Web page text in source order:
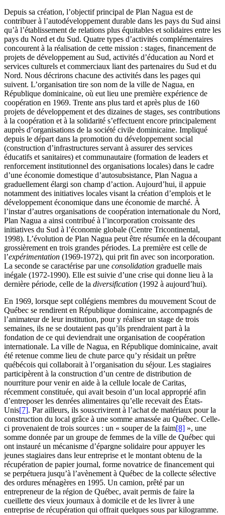
Depuis sa création, l’objectif principal de Plan Nagua est de
contribuer à l’autodéveloppement durable dans les pays du Sud ainsi
qu’à l’établissement de relations plus équitables et solidaires entre les
pays du Nord et du Sud. Quatre types d’activités complémentaires
concourent à la réalisation de cette mission : stages, financement de
projets de développement au Sud, activités d’éducation au Nord et
services culturels et commerciaux liant des partenaires du Sud et du
Nord. Nous décrirons chacune des activités dans les pages qui
suivent. L’organisation tire son nom de la ville de Nagua, en
République dominicaine, où eut lieu une première expérience de
coopération en 1969. Trente ans plus tard et après plus de 160
projets de développement et des dizaines de stages, ses contributions
à la coopération et à la solidarité s’effectuent encore principalement
auprès d’organisations de la société civile dominicaine. Impliqué
depuis le départ dans la promotion du développement social
(construction d’infrastructures servant à assurer des services
éducatifs et sanitaires) et communautaire (formation de leaders et
renforcement institutionnel des organisations locales) dans le cadre
d’une économie domestique d’autosubsistance, Plan Nagua a
graduellement élargi son champ d’action. Aujourd’hui, il appuie
notamment des initiatives locales visant la création d’emplois et le
développement économique dans une économie de marché. À
l’instar d’autres organisations de coopération internationale du Nord,
Plan Nagua a ainsi contribué à l’incorporation croissante des
initiatives du Sud à l’économie globale (Centre Tricontinental,
1998). L’évolution de Plan Nagua peut être résumée en la découpant
grossièrement en trois grandes périodes. La première est celle de
l’expérimentation (1969-1972), qui prit fin avec son incorporation.
La seconde se caractérise par une consolidation graduelle mais
inégale (1972-1990). Elle est suivie d’une crise qui donne lieu à la
dernière période, celle de la diversification (1992 à aujourd’hui).
En 1969, lorsque sept collégiens membres du mouvement Scout de
Québec se rendirent en République dominicaine, accompagnés de
l’animateur de leur institution, pour y réaliser un stage de trois
semaines, ils ne se doutaient pas qu’ils prendraient part à la
fondation de ce qui deviendrait une organisation de coopération
internationale. La ville de Nagua, en République dominicaine, avait
été retenue comme lieu de chute parce qu’y résidait un prêtre
québécois qui collaborait à l’organisation du séjour. Les stagiaires
participèrent à la construction d’un centre de distribution de
nourriture pour venir en aide à la cellule locale de Caritas
récemment constituée, qui avait besoin d’un local approprié afin
d’entreposer les denrées alimentaires qu’elle recevait des États-
Unis[7]. Par ailleurs, ils souscrivirent à l’achat de matériaux pour la
construction du local grâce à une somme amassée au Québec. Celle-
ci provenaient de trois sources : un « souper de la faim[8] », une
somme donnée par un groupe de femmes de la ville de Québec qui
ont instauré un mécanisme d’épargne solidaire pour appuyer les
jeunes stagiaires dans leur entreprise et le montant obtenu de la
récupération de papier journal, forme novatrice de financement qui
se perpétuera jusqu’à l’avènement à Québec de la collecte sélective
des ordures ménagères en 1995. Un camion, prêté par un
entrepreneur de la région de Québec, avait permis de faire la
cueillette des vieux journaux à domicile et de les livrer à une
entreprise de récupération qui offrait quelques sous par kilogramme.